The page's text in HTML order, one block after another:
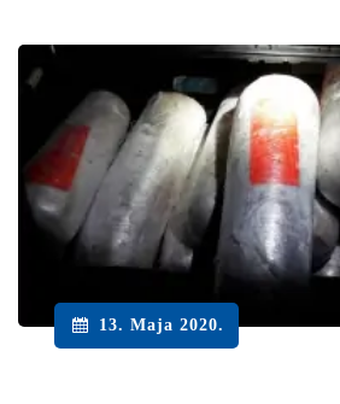
13. Maja 2020.